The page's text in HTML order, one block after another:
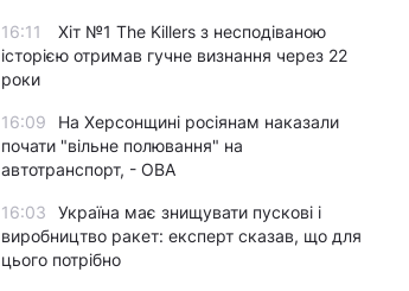
16:11
Хіт №1 The Killers з несподіваною
історією отримав гучне визнання через 22
роки
16:09
На Херсонщині росіянам наказали
почати "вільне полювання" на
автотранспорт, - ОВА
16:03
Україна має знищувати пускові і
виробництво ракет: експерт сказав, що для
цього потрібно